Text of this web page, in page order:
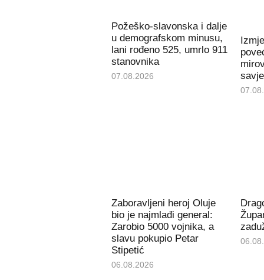
Požeško-slavonska i dalje
u demografskom minusu,
lani rođeno 525, umrlo 911
stanovnika
07.08.2026
Zaboravljeni heroj Oluje
bio je najmlađi general:
Zarobio 5000 vojnika, a
slavu pokupio Petar
Stipetić
06.08.2026